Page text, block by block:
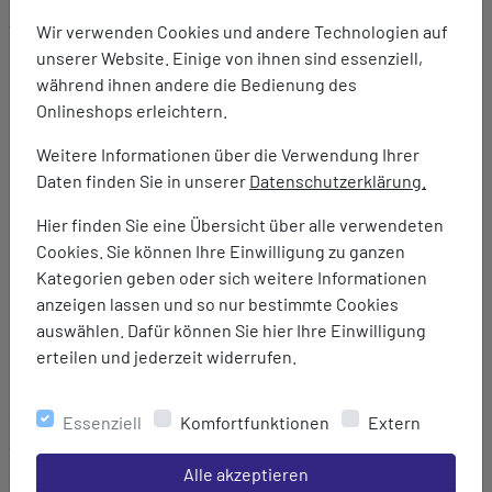
Wir verwenden Cookies und andere Technologien auf
unserer Website. Einige von ihnen sind essenziell,
während ihnen andere die Bedienung des
Onlineshops erleichtern.
Weitere Informationen über die Verwendung Ihrer
Daten finden Sie in unserer Datenschutzerklärung.
Hier finden Sie eine Übersicht über alle verwendeten
Cookies. Sie können Ihre Einwilligung zu ganzen
Kategorien geben oder sich weitere Informationen
anzeigen lassen und so nur bestimmte Cookies
auswählen. Dafür können Sie hier Ihre Einwilligung
erteilen und jederzeit widerrufen.
Essenziell Komfortfunktionen Extern
Einstellungen speichern für die Gruppe
Alle akzeptieren
3D GUIDANCE SYSTEM Technologie: Besteht aus drei
verschiedenen Komponenten, die für noch mehr Halt
sorgen, da der Fuß auf natürliche Weise geführt wird.
PureGEL Technologie für eine softere Dämpfung und
bessere Schockabsorption
FF BLAST Technologie: Bietet erstklassige Dämpfung
Engineered Mesh-Obermaterial für verbesserte
Atmungsaktivität und Komfort
Dämpfung: Normal
Sprengung: 8 mm
Unterstützung: Neutral
Entwickelt für Neutral / Überpronation
Marke: